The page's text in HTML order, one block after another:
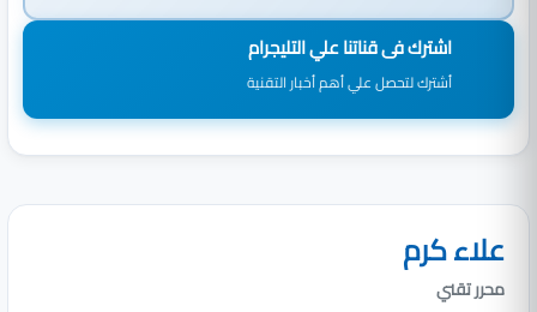
اشترك فى قناتنا علي التليجرام
أشترك لتحصل علي أهم أخبار التقنية
علاء كرم
محرر تقني